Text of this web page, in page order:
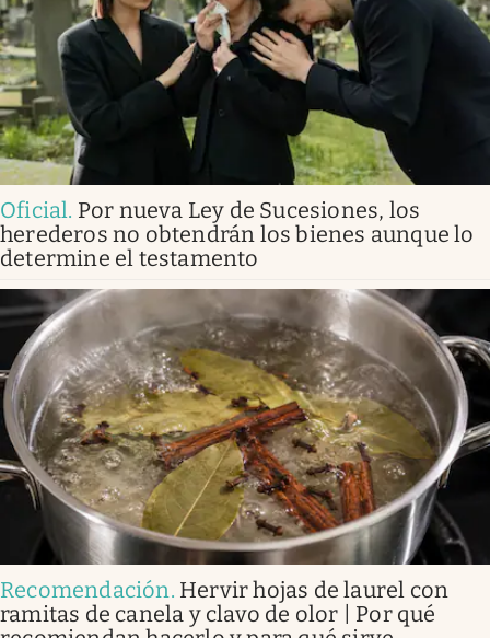
Oficial. Por nueva Ley de Sucesiones, los
herederos no obtendrán los bienes aunque lo
determine el testamento
Recomendación. Hervir hojas de laurel con
ramitas de canela y clavo de olor | Por qué